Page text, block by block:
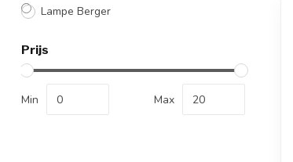
Lampe Berger
Prijs
Min Max